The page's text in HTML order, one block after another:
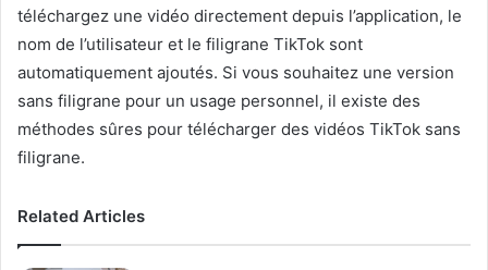
téléchargez une vidéo directement depuis l’application, le
nom de l’utilisateur et le filigrane TikTok sont
automatiquement ajoutés. Si vous souhaitez une version
sans filigrane pour un usage personnel, il existe des
méthodes sûres pour télécharger des vidéos TikTok sans
filigrane.
Related Articles